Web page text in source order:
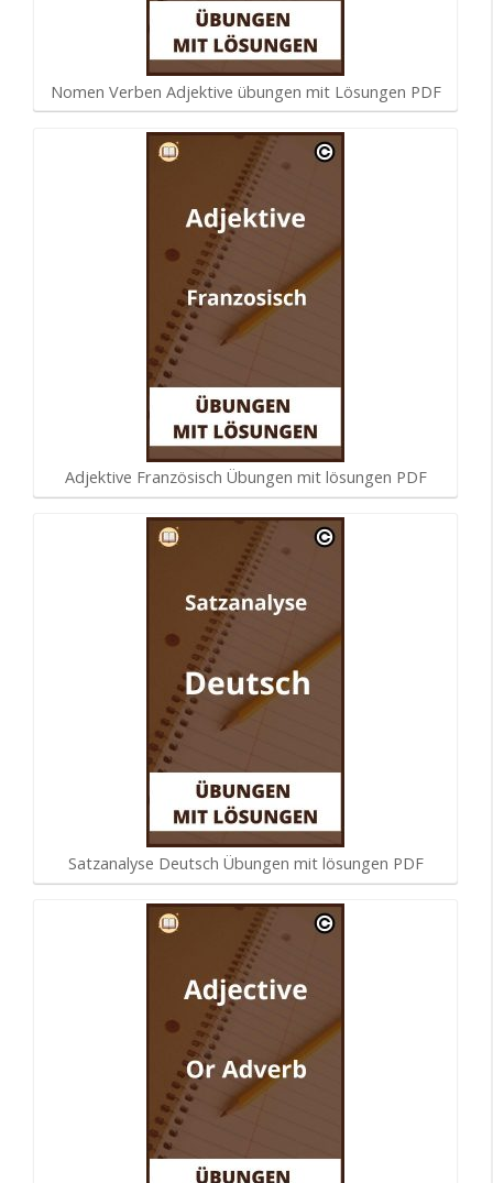
Nomen Verben Adjektive übungen mit Lösungen PDF
Adjektive Französisch Übungen mit lösungen PDF
Satzanalyse Deutsch Übungen mit lösungen PDF